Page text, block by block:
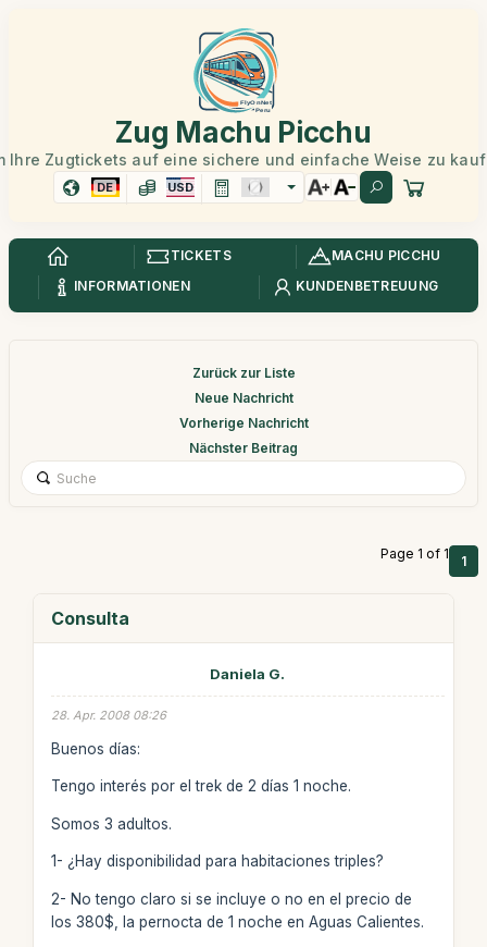
Zug Machu Picchu
Ihre Zugtickets auf eine sichere und einfache Weise zu
DE USD
TICKETS
MACHU PICCHU
INFORMATIONEN
KUNDENBETREUUNG
Zurück zur Liste
Neue Nachricht
Vorherige Nachricht
Nächster Beitrag
Page 1 of 1 1
Consulta
Daniela G.
28. Apr. 2008 08:26
Buenos días:
Tengo interés por el trek de 2 días 1 noche.
Somos 3 adultos.
1- ¿Hay disponibilidad para habitaciones triples?
2- No tengo claro si se incluye o no en el precio de
los 380$, la pernocta de 1 noche en Aguas Calientes.